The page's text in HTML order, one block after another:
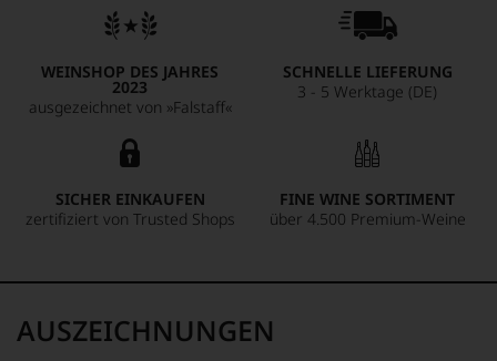
WEINSHOP DES JAHRES
2023
ausgezeichnet von »Falstaff«
SCHNELLE LIEFERUNG
3 - 5 Werktage (DE)
SICHER EINKAUFEN
zertifiziert von Trusted Shops
FINE WINE SORTIMENT
über 4.500 Premium-Weine
AUSZEICHNUNGEN